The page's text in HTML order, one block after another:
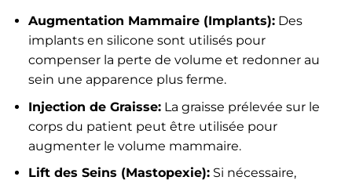
Augmentation Mammaire (Implants):Des
implants en silicone sont utilisés pour
compenser la perte de volume et redonner au
sein une apparence plus ferme.
Injection de Graisse:La graisse prélevée sur le
corps du patient peut être utilisée pour
augmenter le volume mammaire.
Lift des Seins (Mastopexie):Si nécessaire,